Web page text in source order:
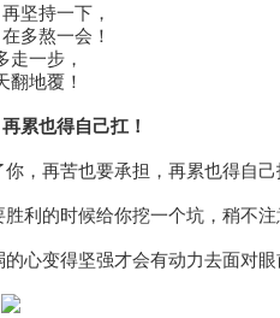
坚持一下，
多熬一会！
走一步，
翻地覆！
累也得自己扛！
，再苦也要承担，再累也得自己
利的时候给你挖一个坑，稍不
心变得坚强才会有动力去面对